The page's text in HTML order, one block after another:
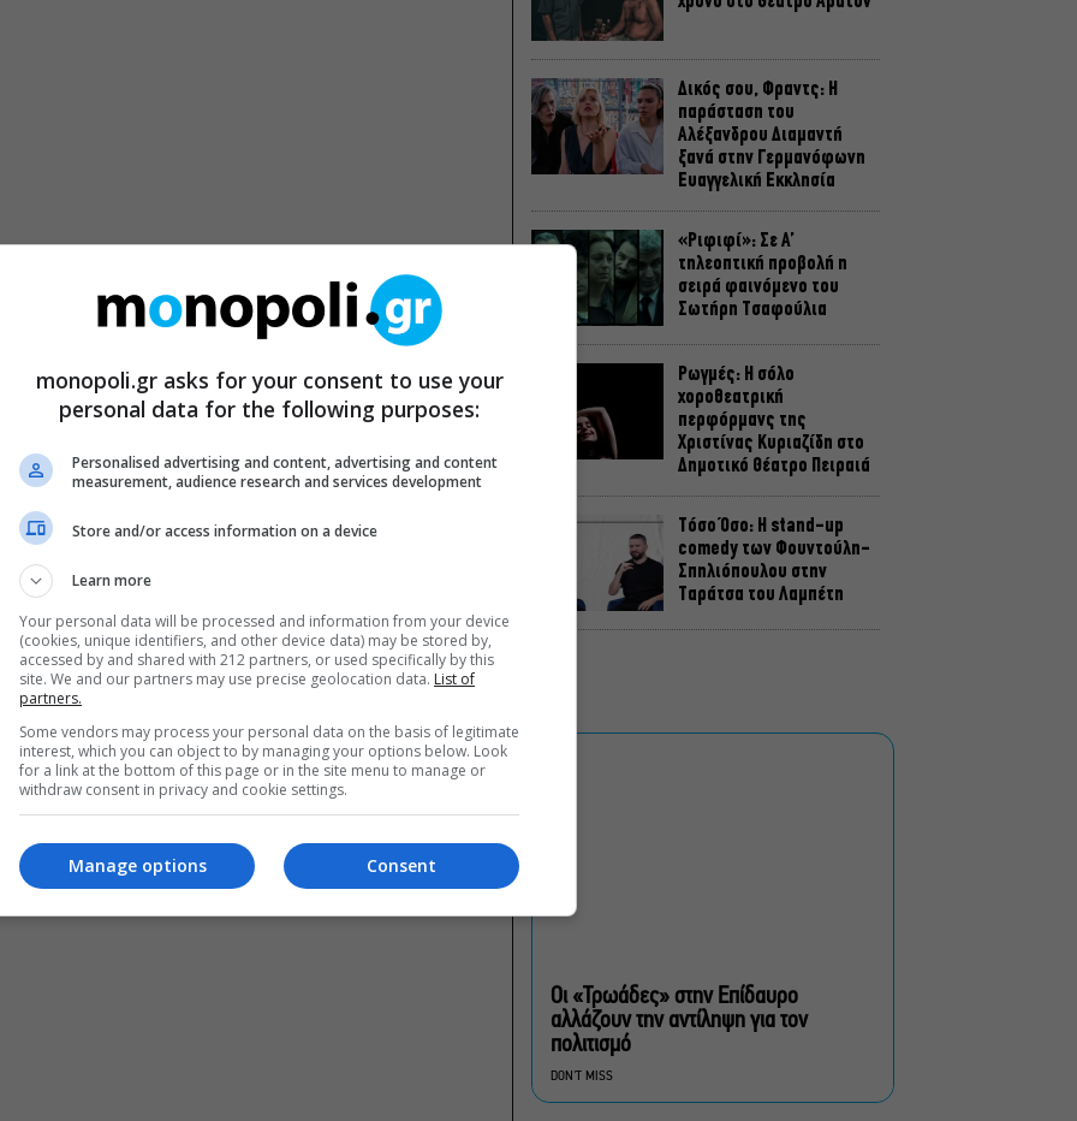
Τριαρίδη για δεύτερη χρονιά στο ΠΛΥΦΑ
παράστασης σε Αθήνα και Ζυρίχη, το "Μένγκελε" του Θανάση
ξανά αυτό τον Οκτώβριο στην Αθήνα.
2026
Δικός σου, Φραντς: Η
παράσταση του
Αλέξανδρου Διαμαντή
ξανά στην Γερμανόφωνη
Ευαγγελική Εκκλησία
«Ριφιφί»: Σε Α’
τηλεοπτική προβολή η
σειρά φαινόμενο του
Σωτήρη Τσαφούλια
Ρωγμές: Η σόλο
χοροθεατρική
περφόρμανς της
Χριστίνας Κυριαζίδη στο
Δημοτικό Θέατρο Πειραιά
Τόσο Όσο: Η stand-up
comedy των Φουντούλη-
Σπηλιόπουλου στην
Ταράτσα του Λαμπέτη
σινεμά στην Ταράτσα του
Πρόστιμα έως 73.000€ για
αυθαίρετες καταλήψεις
Πέντε διηγήματα του
Οι «Τρωάδες» στην Επίδαυρο
αλλάζουν την αντίληψη για τον
πολιτισμό
DON'T MISS
monopoli.gr asks for your consent to use your
personal data for the following purposes:
Personalised advertising and content, advertising and content
measurement, audience research and services development
Store and/or access information on a device
Learn more
Your personal data will be processed and information from your device
(cookies, unique identifiers, and other device data) may be stored by,
accessed by and shared with 212 partners, or used specifically by this
site. We and our partners may use precise geolocation data. List of
partners.
Some vendors may process your personal data on the basis of legitimate
interest, which you can object to by managing your options below. Look
for a link at the bottom of this page or in the site menu to manage or
withdraw consent in privacy and cookie settings.
Consent
Manage options